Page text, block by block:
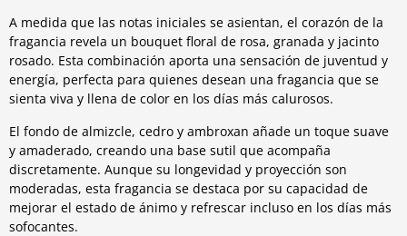
A medida que las notas iniciales se asientan, el corazón de la
fragancia revela un bouquet floral de rosa, granada y jacinto
rosado. Esta combinación aporta una sensación de juventud y
energía, perfecta para quienes desean una fragancia que se
sienta viva y llena de color en los días más calurosos.
El fondo de almizcle, cedro y ambroxan añade un toque suave
y amaderado, creando una base sutil que acompaña
discretamente. Aunque su longevidad y proyección son
moderadas, esta fragancia se destaca por su capacidad de
mejorar el estado de ánimo y refrescar incluso en los días más
sofocantes.